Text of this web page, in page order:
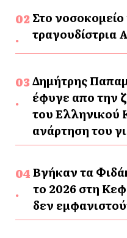
Στο
τραγουδίστρια
Δημήτρης
έφυγε απο την
του Ελληνικού
ανάρτηση του
Βγήκαν τα
το 2026 στη
δεν